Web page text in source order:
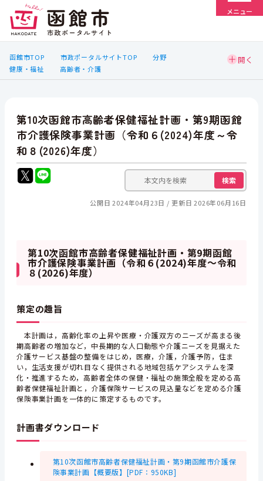
メニュー
函館市TOP 市政ポータルサイトTOP
分野
健康・福祉
高齢者・介護
第10次函館市高齢者保健福祉計画・第9期函館
市介護保険事業計画（令和６(2024)年度～令
和８(2026)年度）
検索
公開日 2024年04月23日 更新日 2026年06月16日
第10次函館市高齢者保健福祉計画・第9期函館
市介護保険事業計画（令和６(2024)年度～令和
８(2026)年度）
策定の趣旨
本計画は，高齢化率の上昇や医療・介護双方のニーズが高まる後
期高齢者の増加など，中長期的な人口動態や介護ニーズを見据えた
介護サービス基盤の整備をはじめ，医療，介護，介護予防，住ま
い，生活支援が切れ目なく提供される地域包括ケアシステムを深
化・推進するため，高齢者全体の保健・福祉の施策全般を定める高
齢者保健福祉計画と，介護保険サービスの見込量などを定める介護
保険事業計画を一体的に策定するものです。
計画書ダウンロード
第10次函館市高齢者保健福祉計画・第9期函館市介護保
険事業計画【概要版】[PDF：950KB]